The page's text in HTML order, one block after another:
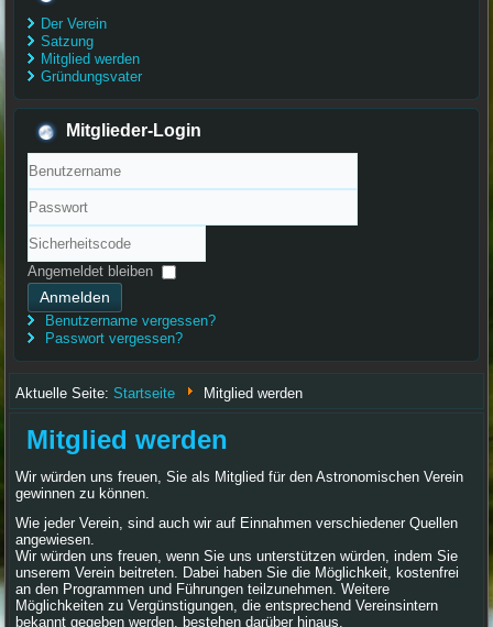
Der Verein
Satzung
Mitglied werden
Gründungsvater
Mitglieder-Login
Benutzername
Passwort
Sicherheitscode
Angemeldet bleiben
Anmelden
Benutzername vergessen?
Passwort vergessen?
Aktuelle Seite:Startseite Mitglied werden
Mitglied werden
Wir würden uns freuen, Sie als Mitglied für den Astronomischen Verein
gewinnen zu können.
Wie jeder Verein, sind auch wir auf Einnahmen verschiedener Quellen
angewiesen.
Wir würden uns freuen, wenn Sie uns unterstützen würden, indem Sie
unserem Verein beitreten. Dabei haben Sie die Möglichkeit, kostenfrei
an den Programmen und Führungen teilzunehmen. Weitere
Möglichkeiten zu Vergünstigungen, die entsprechend Vereinsintern
bekannt gegeben werden, bestehen darüber hinaus.